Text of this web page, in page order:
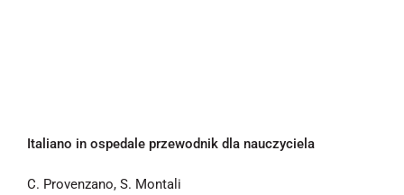
Italiano in ospedale przewodnik dla nauczyciela
C. Provenzano, S. Montali